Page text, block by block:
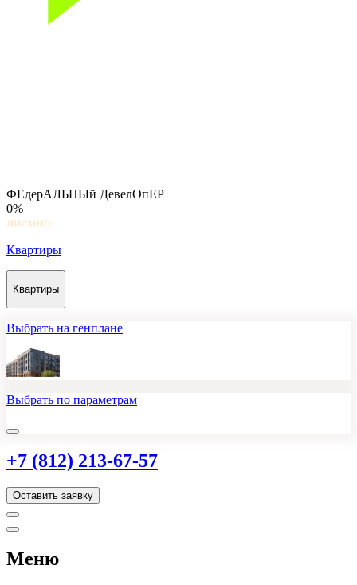
ФЕдерАЛЬНЫй ДевелОпЕР
0%
Квартиры
Квартиры
Выбрать на генплане
Выбрать по параметрам
+7 (812) 213-67-57
Оставить заявку
Меню